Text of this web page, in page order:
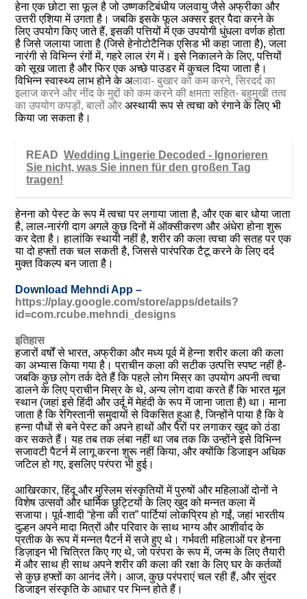
हेना एक छोटा सा फूल है जो उष्णकटिबंधीय जलवायु जैसे अफ्रीका और
उत्तरी एशिया में उगता है। जबकि इसके फूल अक्सर इत्र पैदा करने के
लिए उपयोग किए जाते हैं, इसकी पत्तियों में एक उपयोगी धुंधला वर्णक होता
है जिसे जलाया जाता है (जिसे हेनोटोटैनिक एसिड भी कहा जाता है), जला
नारंगी से विभिन्न रंगों में, गहरे लाल रंग में। इसे निकालने के लिए, पत्तियों
को सूख जाता है और फिर एक अच्छे पाउडर में कुचल दिया जाता है।
विभिन्न स्वास्थ्य लाभ होने के अलावा- बुखार को कम करने, सिरदर्द का
इलाज करने और नींद के मुद्दों को कम करने की क्षमता सहित- बहुमुखी तत्व
का उपयोग कपड़ों, बालों और अस्थायी रूप से त्वचा को रंगाने के लिए भी
किया जा सकता है।
READ Wedding Lingerie Decoded - Ignorieren
Sie nicht, was Sie innen für den großen Tag
tragen!
हेनना को पेस्ट के रूप में त्वचा पर लगाया जाता है, और एक बार धोया जाता
है, लाल-नारंगी दाग ​​अगले कुछ दिनों में ऑक्सीकरण और अंधेरा होना शुरू
कर देता है। हालांकि स्थायी नहीं है, शरीर की कला त्वचा की सतह पर एक
या दो हफ्तों तक चल सकती है, जिससे पारंपरिक टैटू करने के लिए दर्द
मुक्त विकल्प बन जाता है।
Download Mehndi App –
https://play.google.com/store/apps/details?
id=com.rcube.mehndi_designs
इतिहास
हजारों वर्षों से भारत, अफ्रीका और मध्य पूर्व में हेन्ना शरीर कला की कला
का अभ्यास किया गया है। प्राचीन कला की सटीक उत्पत्ति स्पष्ट नहीं है-
जबकि कुछ लोग तर्क देते हैं कि पहले लोग मिस्र का उपयोग अपनी त्वचा
डालने के लिए प्राचीन मिस्र के थे, अन्य लोग दावा करते हैं कि भारत मूल
स्थान (जहां इसे हिंदी और उर्दू में मेहंदी के रूप में जाना जाता है) था। माना
जाता है कि रेगिस्तानी समुदायों से विकसित हुआ है, जिन्होंने पाया है कि वे
हन्ना पौधों से बने पेस्ट को अपने हाथों और पैरों पर लगाकर खुद को ठंडा
कर सकते हैं। यह तब तक लंबा नहीं था जब तक कि उन्होंने इसे विभिन्न
सजावटी पैटर्न में लागू करना शुरू नहीं किया, और क्योंकि डिजाइन अधिक
जटिल हो गए, इसलिए परंपरा भी हुई।
आखिरकार, हिंदू और मुस्लिम संस्कृतियों में पुरुषों और महिलाओं दोनों ने
विशेष उत्सवों और धार्मिक छुट्टियों के लिए खुद को मन्नत कला में
सजाया। पूर्व-शादी “हेना की रात” पार्टियां लोकप्रिय हो गईं, जहां भारतीय
दुल्हन अपने मादा मित्रों और परिवार के साथ भाग्य और आशीर्वाद के
प्रतीक के रूप में मन्नत पैटर्न में सजे हुए थे। गर्भवती महिलाओं पर हेनना
डिज़ाइन भी चित्रित किए गए थे, जो परंपरा के रूप में, जन्म के लिए तैयारी
में और साथ ही साथ अपने शरीर की कला की रक्षा के लिए घर के कर्तव्यों
से कुछ हफ्तों का आनंद लेंगे। आज, कुछ परंपराएं चल रही हैं, और सुंदर
डिजाइन संस्कृति के आधार पर भिन्न होते हैं।